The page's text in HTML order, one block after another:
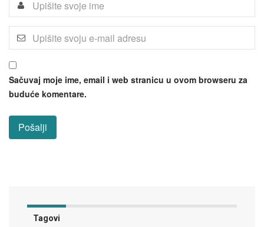
Sačuvaj moje ime, email i web stranicu u ovom browseru za
buduće komentare.
Tagovi